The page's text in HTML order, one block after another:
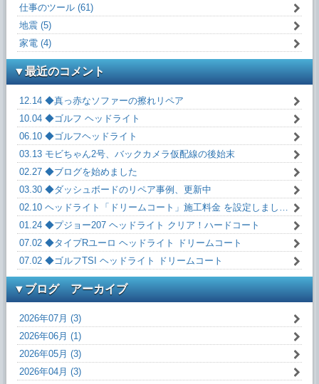
仕事のツール (61)
地震 (5)
家電 (4)
▼最近のコメント
12.14 ◆真っ赤なソファーの擦れリペア
10.04 ◆ゴルフ ヘッドライト
06.10 ◆ゴルフヘッドライト
03.13 モビちゃん2号、バックカメラ仮配線の後始末
02.27 ◆ブログを始めました
03.30 ◆ダッシュボードのリペア事例、更新中
02.10 ヘッドライト「ドリームコート」施工料金 を設定しました。
01.24 ◆プジョー207 ヘッドライト クリア！ハードコート
07.02 ◆タイプRユーロ ヘッドライト ドリームコート
07.02 ◆ゴルフTSI ヘッドライト ドリームコート
▼ブログ アーカイブ
2026年07月 (3)
2026年06月 (1)
2026年05月 (3)
2026年04月 (3)